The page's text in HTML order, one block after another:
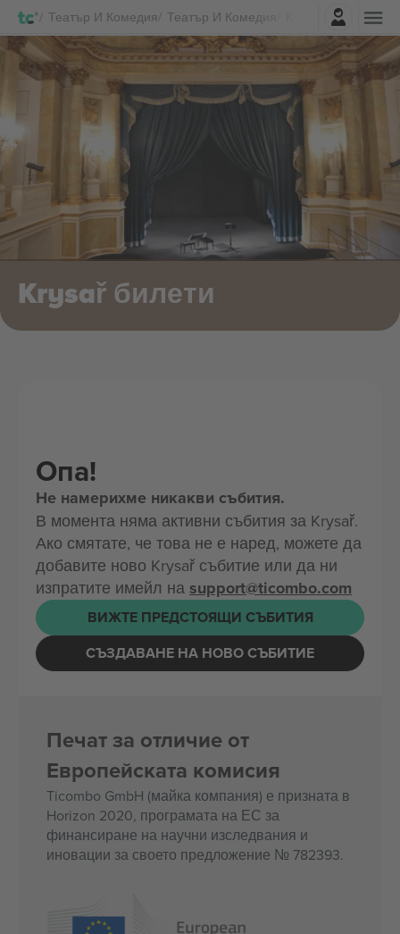
Театър И Комедия Театър И Комедия Krysař Билети
Влез
Krysař билети
Опа!
Не намерихме никакви събития.
В момента няма активни събития за Krysař.
Ако смятате, че това не е наред, можете да
добавите ново Krysař събитие или да ни
изпратите имейл на support@ticombo.com
ВИЖТЕ ПРЕДСТОЯЩИ СЪБИТИЯ
СЪЗДАВАНЕ НА НОВО СЪБИТИЕ
Печат за отличие от
Европейската комисия
Ticombo GmbH (майка компания) е призната в
Horizon 2020, програмата на ЕС за
финансиране на научни изследвания и
иновации за своето предложение № 782393.